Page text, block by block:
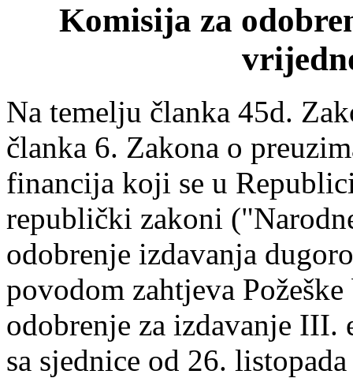
Komisija za
Na temelju članka 45d.
članka 6. Zakona o
financija koji se u
republički zakoni
odobrenje izdavanja
povodom zahtjeva
odobrenje za izdavanje
sa sjednice od 26.